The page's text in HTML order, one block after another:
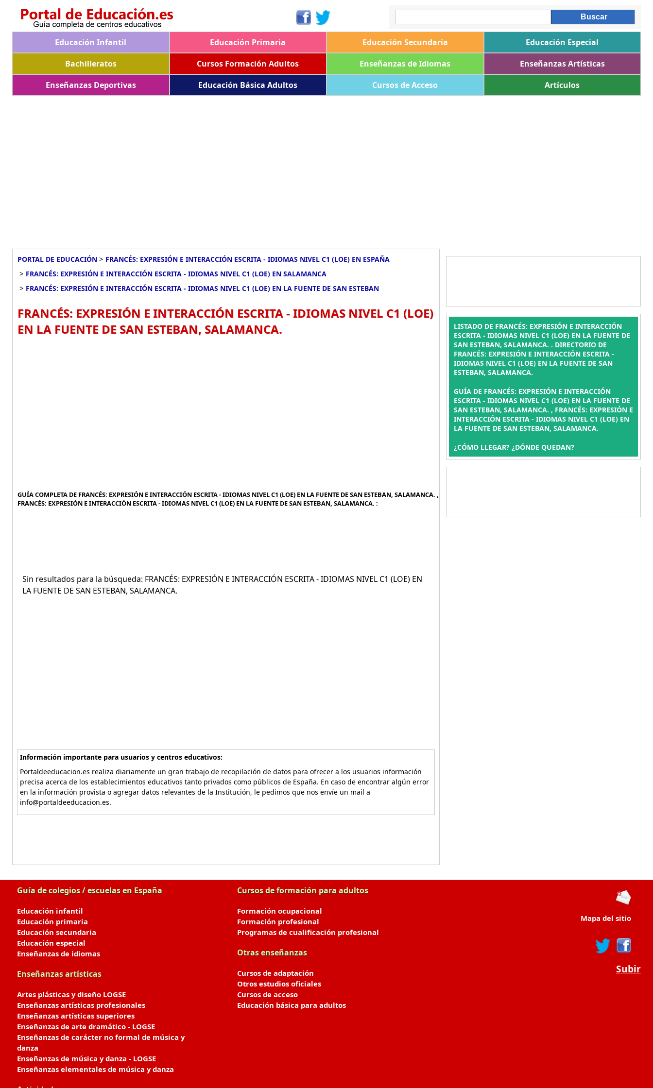
Educación Infantil Educación Primaria Educación Secundaria
Educación Especial
Bachilleratos
Cursos Formación Adultos Enseñanzas de Idiomas
Enseñanzas Artísticas
Enseñanzas Deportivas
Educación Básica Adultos Cursos de Acceso Artículos
PORTAL DE EDUCACIÓN > FRANCÉS: EXPRESIÓN E INTERACCIÓN ESCRITA - IDIOMAS NIVEL C1 (LOE) EN ESPAÑA
> FRANCÉS: EXPRESIÓN E INTERACCIÓN ESCRITA - IDIOMAS NIVEL C1 (LOE) EN SALAMANCA
> FRANCÉS: EXPRESIÓN E INTERACCIÓN ESCRITA - IDIOMAS NIVEL C1 (LOE) EN LA FUENTE DE SAN ESTEBAN
FRANCÉS: EXPRESIÓN E INTERACCIÓN ESCRITA - IDIOMAS NIVEL C1 (LOE)
EN LA FUENTE DE SAN ESTEBAN, SALAMANCA.
GUÍA COMPLETA DE FRANCÉS: EXPRESIÓN E INTERACCIÓN ESCRITA - IDIOMAS NIVEL C1 (LOE) EN LA FUENTE DE SAN ESTEBAN, SALAMANCA. ,
FRANCÉS: EXPRESIÓN E INTERACCIÓN ESCRITA - IDIOMAS NIVEL C1 (LOE) EN LA FUENTE DE SAN ESTEBAN, SALAMANCA. :
Sin resultados para la búsqueda: FRANCÉS: EXPRESIÓN E INTERACCIÓN ESCRITA - IDIOMAS NIVEL C1 (LOE) EN
LA FUENTE DE SAN ESTEBAN, SALAMANCA.
Información importante para usuarios y centros educativos:
Portaldeeducacion.es realiza diariamente un gran trabajo de recopilación de datos para ofrecer a los usuarios información
precisa acerca de los establecimientos educativos tanto privados como públicos de España. En caso de encontrar algún error
en la información provista o agregar datos relevantes de la Institución, le pedimos que nos envíe un mail a
info@portaldeeducacion.es.
LISTADO DE FRANCÉS: EXPRESIÓN E INTERACCIÓN
ESCRITA - IDIOMAS NIVEL C1 (LOE) EN LA FUENTE DE
SAN ESTEBAN, SALAMANCA. . DIRECTORIO DE
FRANCÉS: EXPRESIÓN E INTERACCIÓN ESCRITA -
IDIOMAS NIVEL C1 (LOE) EN LA FUENTE DE SAN
ESTEBAN, SALAMANCA.
GUÍA DE FRANCÉS: EXPRESIÓN E INTERACCIÓN
ESCRITA - IDIOMAS NIVEL C1 (LOE) EN LA FUENTE DE
SAN ESTEBAN, SALAMANCA. , FRANCÉS: EXPRESIÓN E
INTERACCIÓN ESCRITA - IDIOMAS NIVEL C1 (LOE) EN
LA FUENTE DE SAN ESTEBAN, SALAMANCA.
¿CÓMO LLEGAR? ¿DÓNDE QUEDAN?
Guía de colegios / escuelas en España
Educación infantil
Educación primaria
Educación secundaria
Educación especial
Enseñanzas de idiomas
Enseñanzas artísticas
Artes plásticas y diseño LOGSE
Enseñanzas artísticas profesionales
Enseñanzas artísticas superiores
Enseñanzas de arte dramático - LOGSE
Enseñanzas de carácter no formal de música y
danza
Enseñanzas de música y danza - LOGSE
Enseñanzas elementales de música y danza
Cursos de formación para adultos
Formación ocupacional
Formación profesional
Programas de cualificación profesional
Otras enseñanzas
Cursos de adaptación
Otros estudios oficiales
Cursos de acceso
Educación básica para adultos
Mapa del sitio
Subir